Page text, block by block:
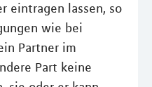
eintragen lassen, so
wie bei
Partner im
Part keine